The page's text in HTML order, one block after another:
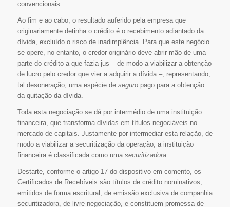
convencionais.
Ao fim e ao cabo, o resultado auferido pela empresa que
originariamente detinha o crédito é o recebimento adiantado da
dívida, excluído o risco de inadimplência. Para que este negócio
se opere, no entanto, o credor originário deve abrir mão de uma
parte do crédito a que fazia jus – de modo a viabilizar a obtenção
de lucro pelo credor que vier a adquirir a dívida –, representando,
tal desoneração, uma espécie de seguropago para a obtenção
da quitação da dívida.
Toda esta negociação se dá por intermédio de uma instituição
financeira, que transforma dívidas em títulos negociáveis no
mercado de capitais. Justamente por intermediar esta relação, de
modo a viabilizar a securitização da operação, a instituição
financeira é classificada como uma securitizadora.
Destarte, conforme o artigo 17 do dispositivo em comento, os
Certificados de Recebíveis são títulos de crédito nominativos,
emitidos de forma escritural, de emissão exclusiva de companhia
securitizadora, de livre negociação, e constituem promessa de